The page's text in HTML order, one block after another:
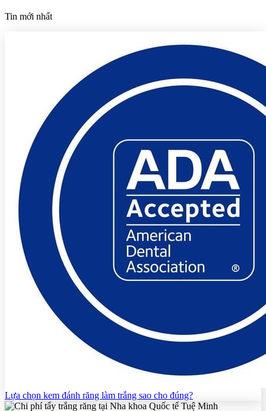
Tin mới nhất
Lựa chọn kem đánh răng làm trắng sao cho đúng?